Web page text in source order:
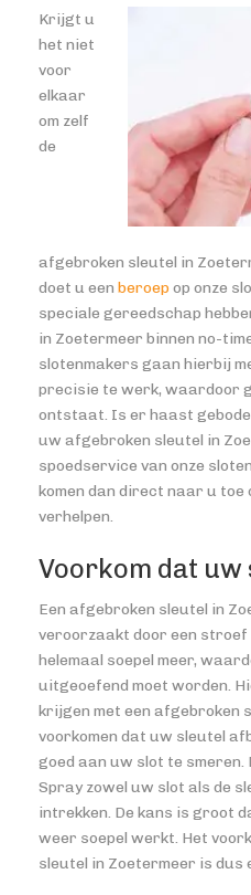
Krijgt u
het niet
voor
elkaar
om zelf
de
afgebroken sleutel in
doet u een beroepop onze
speciale gereedschap
in Zoetermeer binnen no-
slotenmakers gaan hierbij
precisie te werk, waardoor
ontstaat. Is er haast
uw afgebroken sleutel in
spoedservice van onze
komen dan direct naar u toe
verhelpen.
Voorkom dat
Een afgebroken sleutel in
veroorzaakt door een
helemaal soepel meer,
uitgeoefend moet worden.
krijgen met een afgebroken
voorkomen dat uw sleutel
goed aan uw slot te smeren.
Spray zowel uw slot als de
intrekken. De kans is groot
weer soepel werkt. Het
sleutel in Zoetermeer is dus